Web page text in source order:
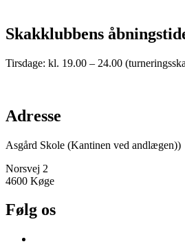
Skakklubbens
Tirsdage: kl. 19.00 – 24.00
Adresse
Asgård Skole (Kantinen ved andlægen))
Norsvej 2
4600 Køge
Følg os